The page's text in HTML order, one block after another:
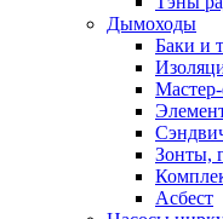
Дымоходы
Баки и
Зонты,
Асбест